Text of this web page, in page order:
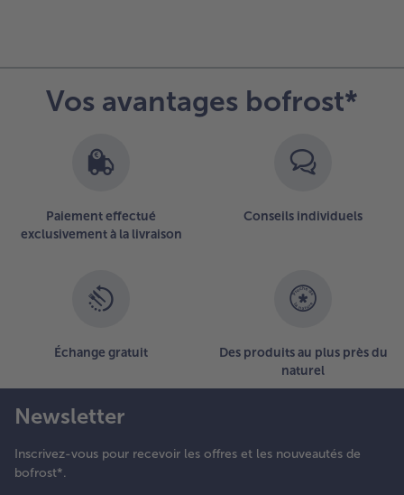
Vos avantages bofrost*
Paiement effectué
exclusivement à la livraison
Conseils individuels
Échange gratuit
Des produits au plus près du
naturel
Newsletter
Inscrivez-vous pour recevoir les offres et les nouveautés de
bofrost*.